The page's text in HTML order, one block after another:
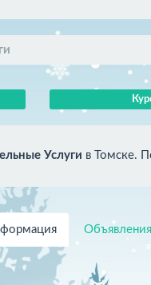
Услуги в Томске.